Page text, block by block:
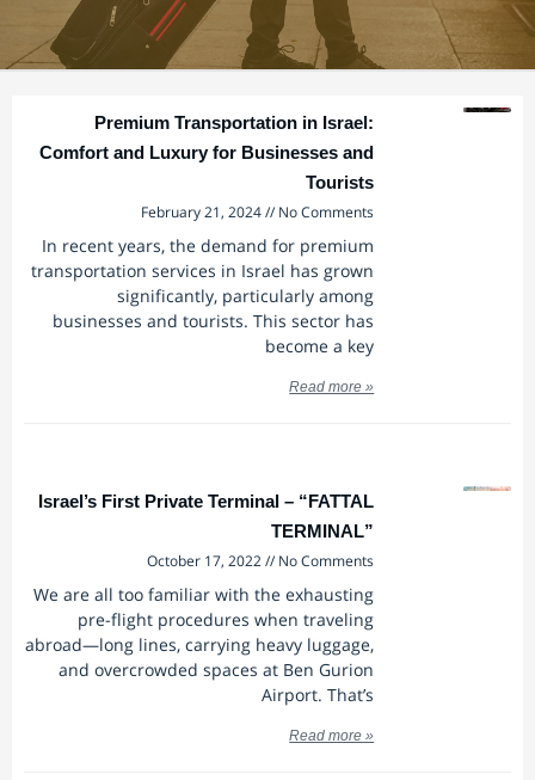
Premium Transportation in Israel:
Comfort and Luxury for Businesses and
Tourists
February 21, 2024
No Comments
In recent years, the demand for premium
transportation services in Israel has grown
significantly, particularly among
businesses and tourists. This sector has
become a key
Read more »
Israel’s First Private Terminal – “FATTAL
TERMINAL”
October 17, 2022
No Comments
We are all too familiar with the exhausting
pre-flight procedures when traveling
abroad—long lines, carrying heavy luggage,
and overcrowded spaces at Ben Gurion
Airport. That’s
Read more »